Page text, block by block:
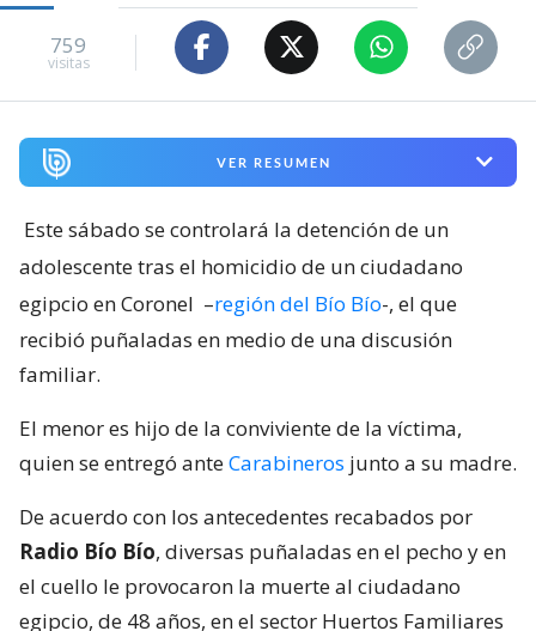
759
visitas
VER RESUMEN
Este sábado se controlará la detención de un
adolescente tras el homicidio de un ciudadano
egipcio en Coronel –región del Bío Bío-, el que
recibió puñaladas en medio de una discusión
familiar.
El menor es hijo de la conviviente de la víctima,
quien se entregó anteCarabineros junto a su madre.
De acuerdo con los antecedentes recabados por
Radio Bío Bío, diversas puñaladas en el pecho y en
el cuello le provocaron la muerte al ciudadano
egipcio, de 48 años, en el sector Huertos Familiares